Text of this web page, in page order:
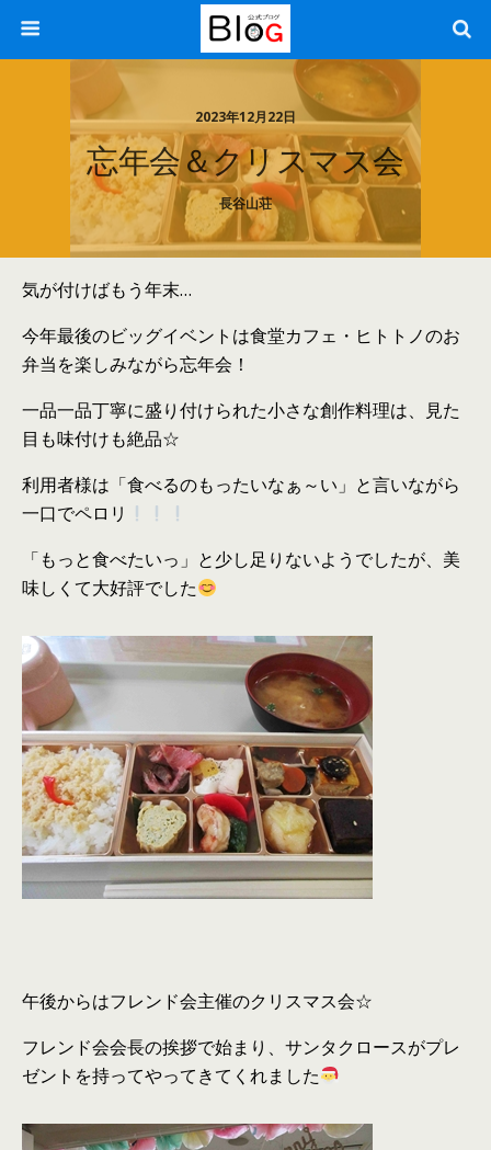
2023年12月22日
忘年会＆クリスマス会
長谷山荘
気が付けばもう年末…
今年最後のビッグイベントは食堂カフェ・ヒトトノのお
弁当を楽しみながら忘年会！
一品一品丁寧に盛り付けられた小さな創作料理は、見た
目も味付けも絶品☆
利用者様は「食べるのもったいなぁ～い」と言いながら
一口でペロリ
「もっと食べたいっ」と少し足りないようでしたが、美
味しくて大好評でした
午後からはフレンド会主催のクリスマス会☆
フレンド会会長の挨拶で始まり、サンタクロースがプレ
ゼントを持ってやってきてくれました